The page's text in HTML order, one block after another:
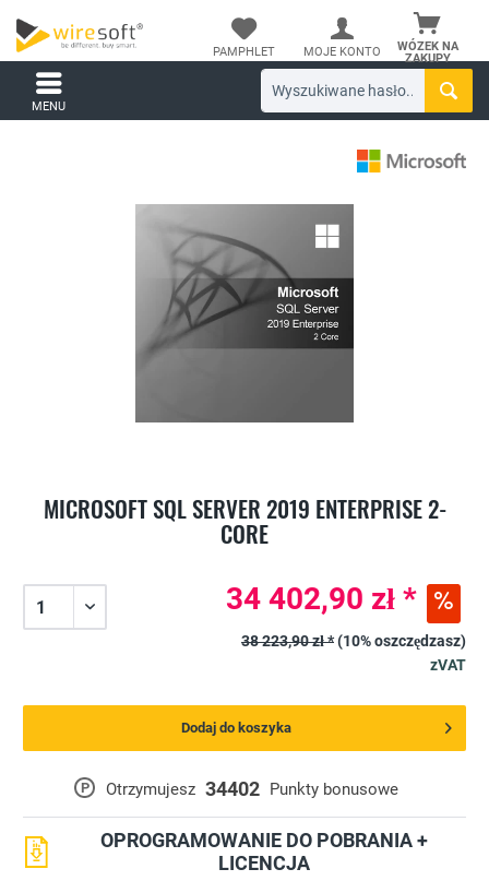
WÓZEK NA
ZAKUPY
PAMPHLET MOJE KONTO
MENU
MICROSOFT SQL SERVER 2019 ENTERPRISE 2-
CORE
P Otrzymujesz 34402 Punkty bonusowe
OPROGRAMOWANIE DO POBRANIA +
LICENCJA
34 402,90 zł *
38 223,90 zł *(10% oszczędzasz)
zVAT
Dodaj do koszyka